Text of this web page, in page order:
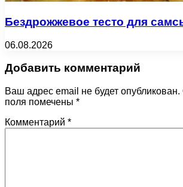
Бездрожжевое тесто для
06.08.2026
Добавить комментарий
Ваш адрес email не будет опубликован.
поля помечены *
Комментарий *